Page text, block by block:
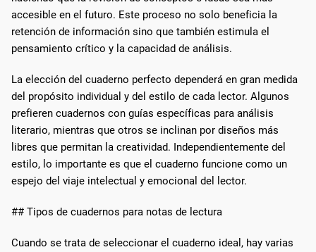
accesible en el futuro. Este proceso no solo beneficia la
retención de información sino que también estimula el
pensamiento crítico y la capacidad de análisis.
La elección del cuaderno perfecto dependerá en gran medida
del propósito individual y del estilo de cada lector. Algunos
prefieren cuadernos con guías específicas para análisis
literario, mientras que otros se inclinan por diseños más
libres que permitan la creatividad. Independientemente del
estilo, lo importante es que el cuaderno funcione como un
espejo del viaje intelectual y emocional del lector.
## Tipos de cuadernos para notas de lectura
Cuando se trata de seleccionar el cuaderno ideal, hay varias